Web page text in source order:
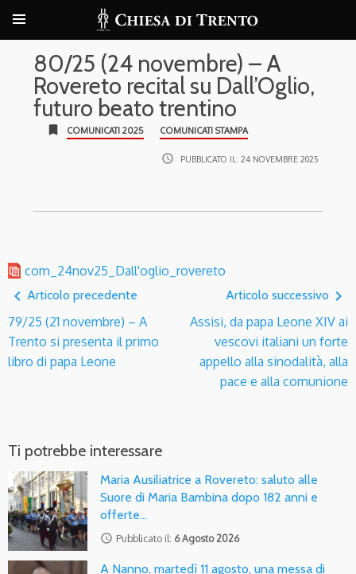
80/25 (24 novembre) – A
Rovereto recital su Dall’Oglio,
futuro beato trentino
bookmark COMUNICATI 2025 COMUNICATI STAMPA
access_time PUBBLICATO IL: 24 NOVEMBRE 2025
com_24nov25_Dall'oglio_rovereto
navigate_before Articolo precedente
79/25 (21 novembre) – A
Trento si presenta il primo
libro di papa Leone
Articolo successivo navigate_next
Assisi, da papa Leone XIV ai
vescovi italiani un forte
appello alla sinodalità, alla
pace e alla comunione
Ti potrebbe interessare
Maria Ausiliatrice a Rovereto: saluto alle
Suore di Maria Bambina dopo 182 anni e
offerte…
access_time Pubblicato il: 6 Agosto 2026
A Nanno, martedì 11 agosto, una messa di